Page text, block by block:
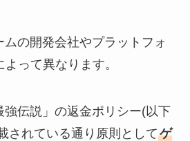
の開発会社やプラットフォ
って異なります。
伝説」の返金ポリシー(以下
されている通り原則としてゲ